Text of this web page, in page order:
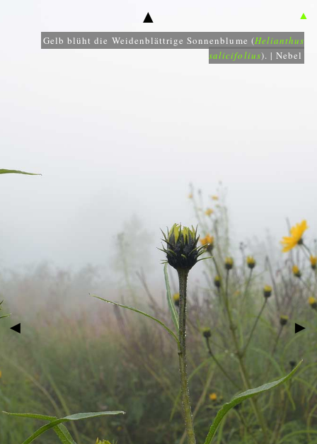
Gelb blüht die Weidenblättrige Sonnenblume (Helianthus
salicifolius). | Nebel
▲
◄ ►
▲